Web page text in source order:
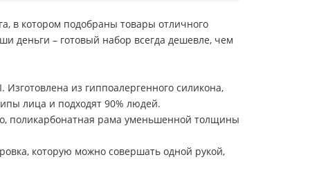
в котором подобраны товары отличного
деньги – готовый набор всегда дешевле, чем
из гиппоалергенного силикона,
лица и подходят 90% людей.
поликарбонатная рама уменьшенной толщины
которую можно совершать одной рукой,